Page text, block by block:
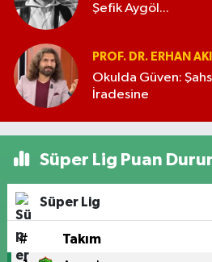
Şefik Aygöl...
PROF. DR. ERHAN
Okulda Güven:
İradesine
Süper Lig Puan
Süper Lig
# Takım